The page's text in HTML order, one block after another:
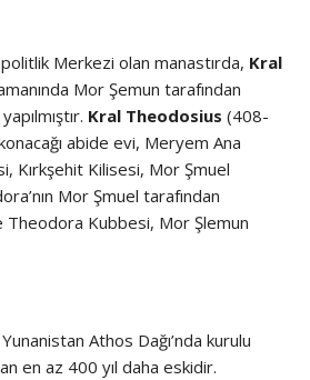
Merkezi olan manastırda, Kral
Mor Şemun tarafından
Kral Theodosius (408-
abide evi, Meryem Ana
Kırkşehit Kilisesi, Mor Şmuel
Mor Şmuel tarafından
Kubbesi, Mor Şlemun
Athos Dağı’nda kurulu
en az 400 yıl daha eskidir.